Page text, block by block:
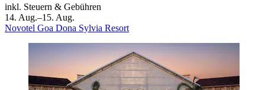
inkl. Steuern & Gebühren
14. Aug.–15. Aug.
Novotel Goa Dona Sylvia Resort